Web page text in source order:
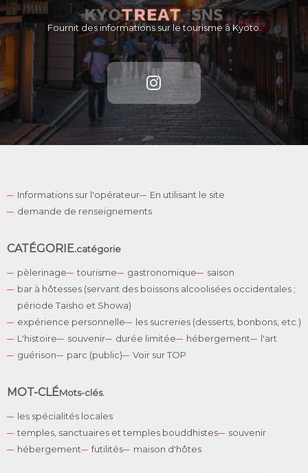
Fournit des informations sur le tourisme à Kyoto.
Informations sur l'opérateur
En utilisant le site
demande de renseignements
CATÉGORIE.catégorie
pèlerinage tourisme gastronomique
saison
bar à hôtesses (servant des boissons alcoolisées occidentales ;
période Taisho et Showa)
expérience personnelle
les sucreries (desserts, bonbons, etc.)
L'histoire
souvenir durée limitée hébergement
l'art
guérison
parc (public) Voir sur TOP
MOT-CLÉMots-clés.
les spécialités locales
temples, sanctuaires et temples bouddhistes
souvenir
hébergement
futilités maison d'hôtes